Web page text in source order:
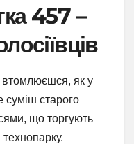
457 –
втомлюєшся, як у
суміш старого
що торгують